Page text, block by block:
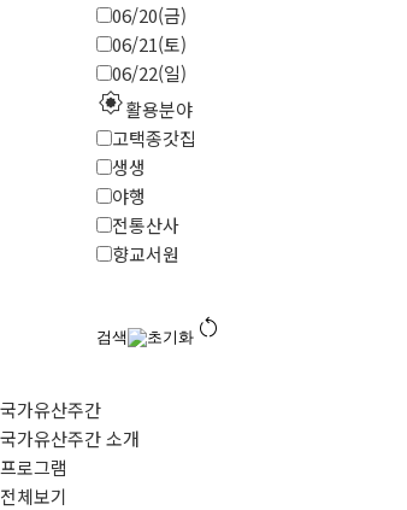
06/20(금)
06/21(토)
06/22(일)
explosion활용분야
고택종갓집
생생
야행
전통산사
향교서원
검색 초기화 restart_alt
국가유산주간
국가유산주간 소개
프로그램
전체보기